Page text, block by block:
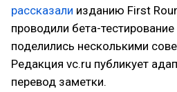
рассказали изданию First
проводили бета-тестирование
поделились несколькими
Редакция vc.ru публикует
перевод заметки.